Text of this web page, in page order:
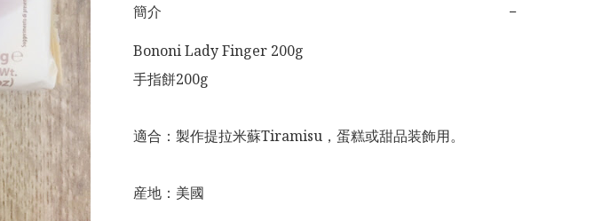
簡介
−
Bononi Lady Finger 200g
手指餅200g
適合：製作提拉米蘇Tiramisu，蛋糕或甜品装飾用。
産地：美國